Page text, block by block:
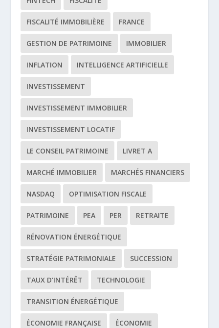
FISCALITÉ IMMOBILIÈRE FRANCE
GESTION DE PATRIMOINE IMMOBILIER
INFLATION INTELLIGENCE ARTIFICIELLE
INVESTISSEMENT
INVESTISSEMENT IMMOBILIER
INVESTISSEMENT LOCATIF
LE CONSEIL PATRIMOINE LIVRET A
MARCHÉ IMMOBILIER MARCHÉS FINANCIERS
NASDAQ OPTIMISATION FISCALE
PATRIMOINE PEA PER RETRAITE
RÉNOVATION ÉNERGÉTIQUE
STRATÉGIE PATRIMONIALE SUCCESSION
TAUX D’INTÉRÊT TECHNOLOGIE
TRANSITION ÉNERGÉTIQUE
ÉCONOMIE FRANÇAISE ÉCONOMIE